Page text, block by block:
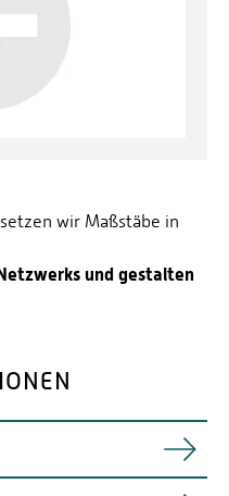
wir Maßstäbe in
und gestalten